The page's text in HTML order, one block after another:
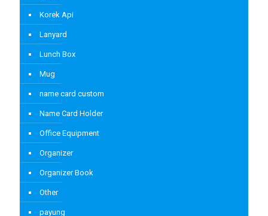
Korek Api
Lanyard
Lunch Box
Mug
name card custom
Name Card Holder
Office Equipment
Organizer
Organizer Book
Other
payung